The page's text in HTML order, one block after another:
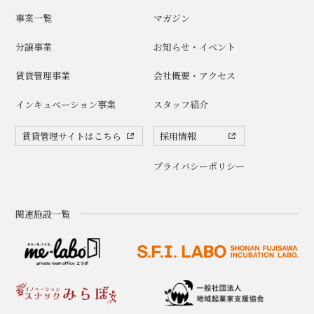
事業一覧
分譲事業
賃貸管理事業
インキュベーション事業
賃貸管理サイトはこちら
マガジン
お知らせ・イベント
会社概要・アクセス
スタッフ紹介
採用情報
プライバシーポリシー
関連施設一覧